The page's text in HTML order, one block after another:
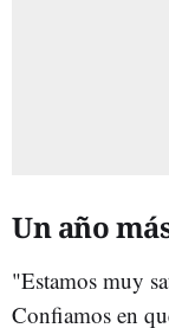
Un año
"Estamos muy
Confiamos en